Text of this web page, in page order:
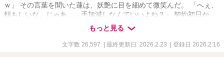
ｗ」 その言葉を聞いた蓮は、妖艶に目を細めて微笑んだ。 「へぇ、
頼もしいな。じゃあ……手加減しなくていいよね？」 契約初日か
ら、るなの嘘は蓮に筒抜けだった。 彼は全てを知った上で、るなの
可愛い強がりを楽しむために、あえて**「経験豊富な彼女なら平気な
はず」**という名目で、過激なスキンシップを仕掛けてくる。 嫉妬
もっと見る
文字数 26,597 | 最終更新日 2026.2.23 | 登録日 2026.2.16